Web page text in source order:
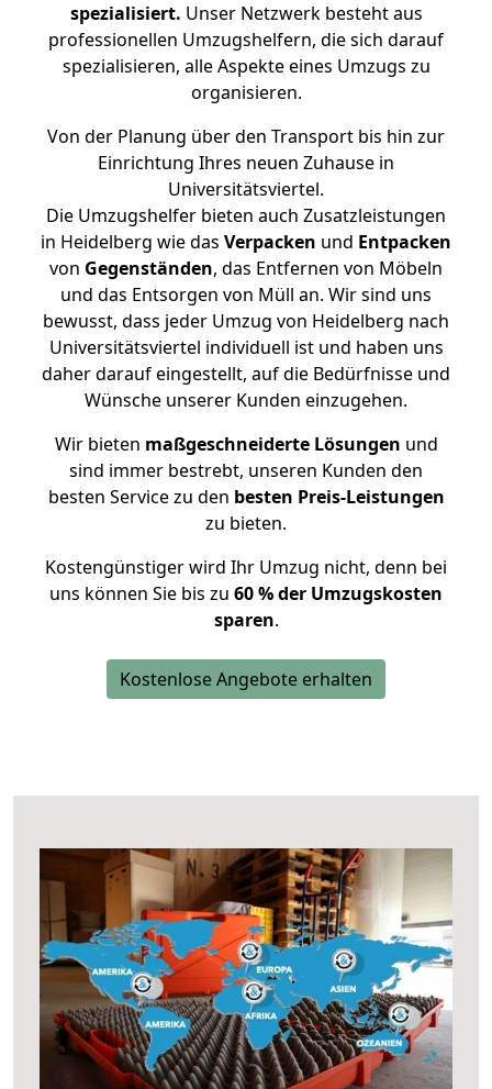
spezialisiert. Unser Netzwerk besteht aus
professionellen Umzugshelfern, die sich darauf
spezialisieren, alle Aspekte eines Umzugs zu
organisieren.
Von der Planung über den Transport bis hin zur
Einrichtung Ihres neuen Zuhause in
Universitätsviertel.
Die Umzugshelfer bieten auch Zusatzleistungen
in Heidelberg wie das Verpacken und Entpacken
von Gegenständen, das Entfernen von Möbeln
und das Entsorgen von Müll an. Wir sind uns
bewusst, dass jeder Umzug von Heidelberg nach
Universitätsviertel individuell ist und haben uns
daher darauf eingestellt, auf die Bedürfnisse und
Wünsche unserer Kunden einzugehen.
Wir bieten maßgeschneiderte Lösungen und
sind immer bestrebt, unseren Kunden den
besten Service zu den besten Preis-Leistungen
zu bieten.
Kostengünstiger wird Ihr Umzug nicht, denn bei
uns können Sie bis zu 60 % der Umzugskosten
sparen.
Kostenlose Angebote erhalten